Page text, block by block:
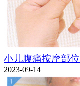
小儿腹痛按摩部位
2023-09-14